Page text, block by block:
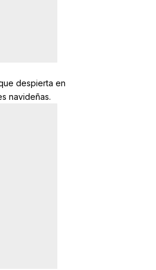
despierta en
navideñas.